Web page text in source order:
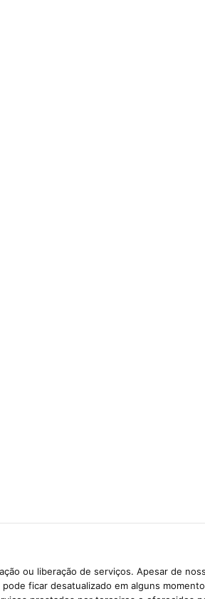
ou liberação de serviços. Apesar de
ficar desatualizado em alguns